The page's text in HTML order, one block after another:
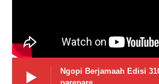
Ngopi Berjamaah Edisi